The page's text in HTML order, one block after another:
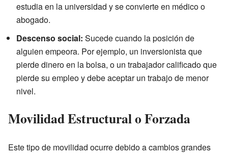
estudia en la universidad y se convierte en médico o
abogado.
Descenso social: Sucede cuando la posición de
alguien empeora. Por ejemplo, un inversionista que
pierde dinero en la bolsa, o un trabajador calificado que
pierde su empleo y debe aceptar un trabajo de menor
nivel.
Movilidad Estructural o Forzada
Este tipo de movilidad ocurre debido a cambios grandes